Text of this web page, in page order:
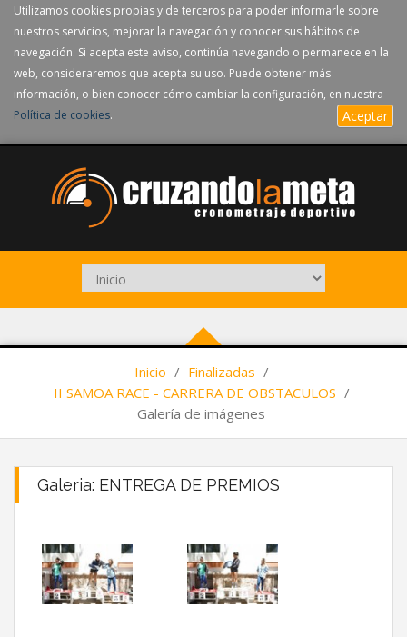
Utilizamos cookies propias y de terceros para poder informarle sobre
nuestros servicios, mejorar la navegación y conocer sus hábitos de
navegación. Si acepta este aviso, continúa navegando o permanece en la
web, consideraremos que acepta su uso. Puede obtener más
información, o bien conocer cómo cambiar la configuración, en nuestra
Política de cookies. Aceptar
Inicio / Finalizadas /
II SAMOA RACE - CARRERA DE OBSTACULOS /
Galería de imágenes
Galeria: ENTREGA DE PREMIOS